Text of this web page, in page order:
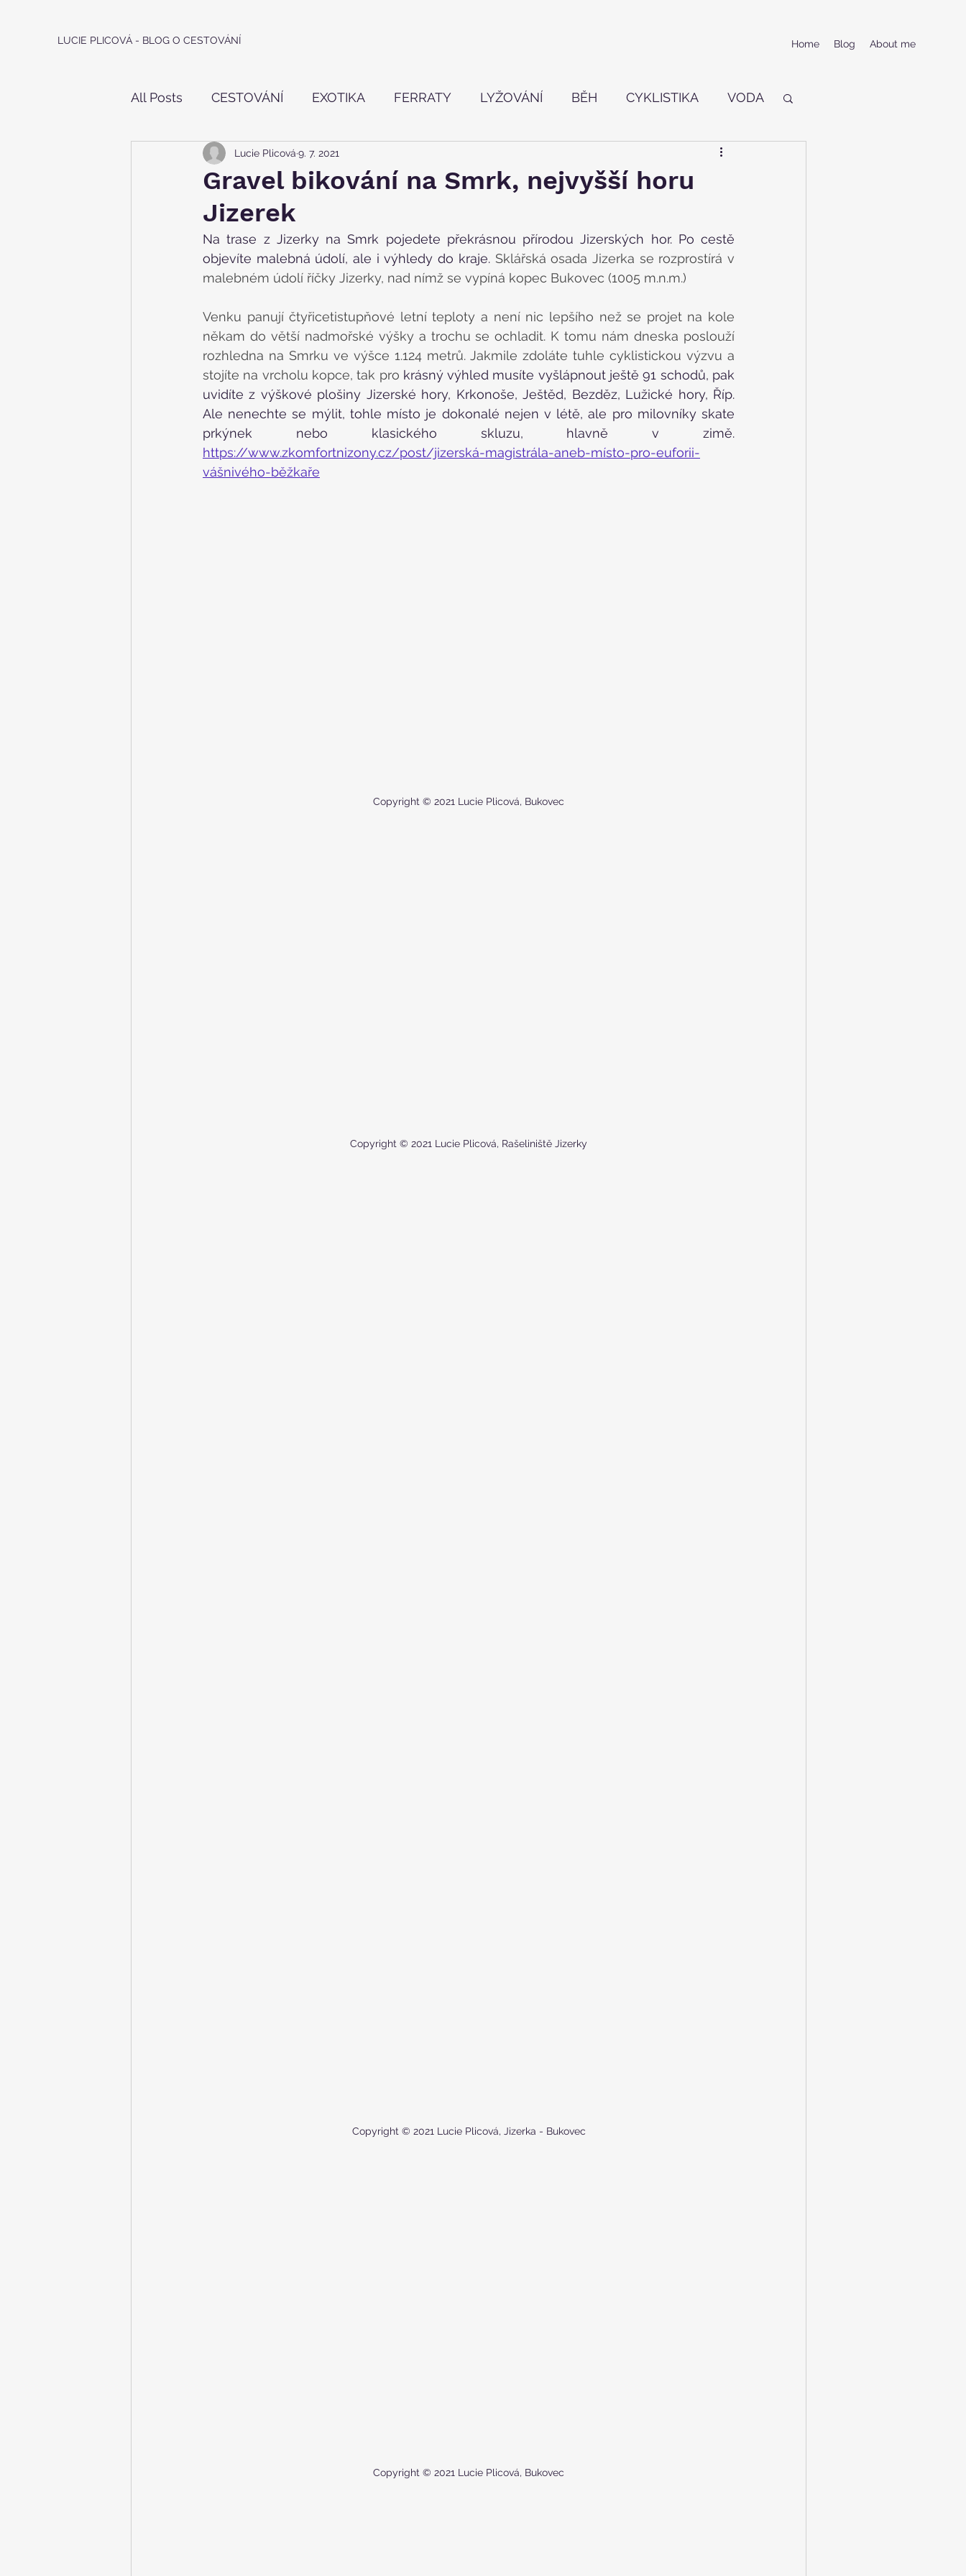
LUCIE PLICOVÁ - BLOG O CESTOVÁNÍ Home Blog About me
All Posts CESTOVÁNÍ EXOTIKA FERRATY LYŽOVÁNÍ BĚH CYKLISTIKA VODA
IN - LINE HOROLEZECTVÍ
Gravel bikování na Smrk, nejvyšší horu
Jizerek
Lucie Plicová 9. 7. 2021
Na trase z Jizerky na Smrk pojedete překrásnou přírodou Jizerských hor. Po cestě
objevíte malebná údolí, ale i výhledy do kraje. Sklářská osada Jizerka se rozprostírá v
malebném údolí říčky Jizerky, nad nímž se vypíná kopec Bukovec (1005 m.n.m.)
Venku panují čtyřicetistupňové letní teploty a není nic lepšího než se projet na kole
někam do větší nadmořské výšky a trochu se ochladit. K tomu nám dneska poslouží
rozhledna na Smrku ve výšce 1.124 metrů. Jakmile zdoláte tuhle cyklistickou výzvu a
stojíte na vrcholu kopce, tak pro krásný výhled musíte vyšlápnout ještě 91 schodů, pak
uvidíte z výškové plošiny Jizerské hory, Krkonoše, Ještěd, Bezděz, Lužické hory, Říp.
Ale nenechte se mýlit, tohle místo je dokonalé nejen v létě, ale pro milovníky skate
https://www.zkomfortnizony.cz/post/jizerská-magistrála-aneb-místo-pro-euforii-
vášnivého-běžkaře
Copyright © 2021 Lucie Plicová, Bukovec
Copyright © 2021 Lucie Plicová, Rašeliniště Jizerky
Copyright © 2021 Lucie Plicová, Jizerka - Bukovec
Copyright © 2021 Lucie Plicová, Bukovec